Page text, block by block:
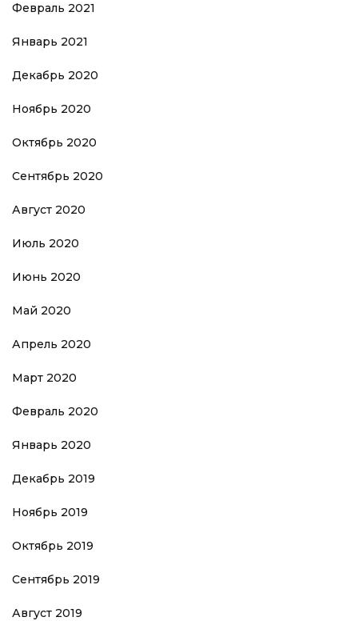
Февраль 2021
Январь 2021
Декабрь 2020
Ноябрь 2020
Октябрь 2020
Сентябрь 2020
Август 2020
Июль 2020
Июнь 2020
Май 2020
Апрель 2020
Март 2020
Февраль 2020
Январь 2020
Декабрь 2019
Ноябрь 2019
Октябрь 2019
Сентябрь 2019
Август 2019